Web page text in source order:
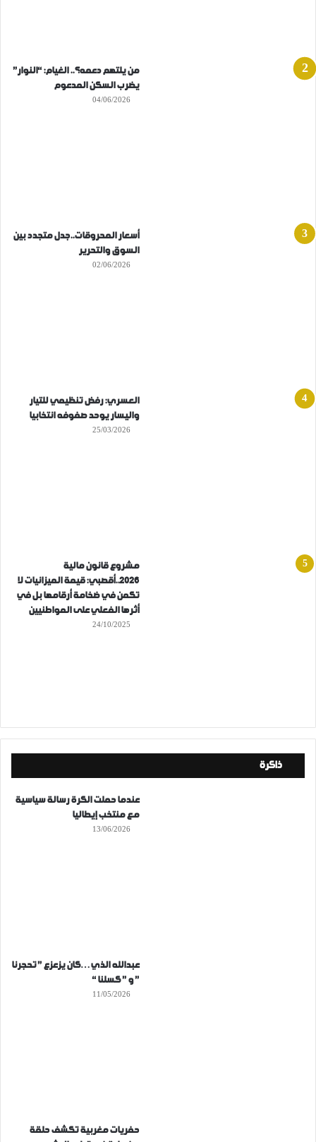
من يلتهم دعمه؟.. الغيام: “النوار”
يضرب السكن المدعوم
04/06/2026
أسعار المحروقات..جدل متجدد بين
السوق والتحرير
02/06/2026
العسري: رفض تنظيمي للتيار
واليسار يوحد صفوفه انتخابيا
25/03/2026
مشروع قانون مالية
2026..أقصبي: قيمة الميزانيات لا
تكمن في ضخامة أرقامها بل في
أثرها الفعلي على المواطنيين
24/10/2025
ذاكرة
عندما حملت الكرة رسالة سياسية
مع منتخب إيطاليا
13/06/2026
عبدالله الذي…كان يزعزع ” تحجرنا
” و ” كسلنا “
11/05/2026
حفريات مغربية تكشف حلقة